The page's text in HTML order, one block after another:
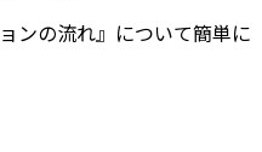
ンの流れ』について簡単に